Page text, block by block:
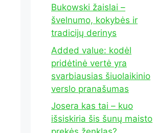
Bukowski žaislai –
švelnumo, kokybės ir
tradicijų derinys
Added value: kodėl
pridėtinė vertė yra
svarbiausias šiuolaikinio
verslo pranašumas
Josera kas tai – kuo
išsiskiria šis šunų maisto